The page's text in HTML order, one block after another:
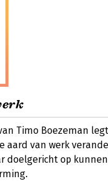
Timo Boezeman
aard van werk
doelgericht op